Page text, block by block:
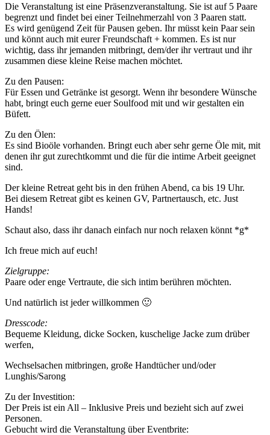
Die Veranstaltung ist eine Präsenzveranstaltung. Sie ist auf 5 Paare
begrenzt und findet bei einer Teilnehmerzahl von 3 Paaren statt.
Es wird genügend Zeit für Pausen geben. Ihr müsst kein Paar sein
und könnt auch mit eurer Freundschaft + kommen. Es ist nur
wichtig, dass ihr jemanden mitbringt, dem/der ihr vertraut und ihr
zusammen diese kleine Reise machen möchtet.
Zu den Pausen:
Für Essen und Getränke ist gesorgt. Wenn ihr besondere Wünsche
habt, bringt euch gerne euer Soulfood mit und wir gestalten ein
Büfett.
Zu den Ölen:
Es sind Bioöle vorhanden. Bringt euch aber sehr gerne Öle mit, mit
denen ihr gut zurechtkommt und die für die intime Arbeit geeignet
sind.
Der kleine Retreat geht bis in den frühen Abend, ca bis 19 Uhr.
Bei diesem Retreat gibt es keinen GV, Partnertausch, etc. Just
Hands!
Schaut also, dass ihr danach einfach nur noch relaxen könnt *g*
Ich freue mich auf euch!
Zielgruppe:
Paare oder enge Vertraute, die sich intim berühren möchten.
Und natürlich ist jeder willkommen 🙂
Dresscode:
Bequeme Kleidung, dicke Socken, kuschelige Jacke zum drüber
werfen,
Wechselsachen mitbringen, große Handtücher und/oder
Lunghis/Sarong
Zu der Investition:
Der Preis ist ein All – Inklusive Preis und bezieht sich auf zwei
Personen.
Gebucht wird die Veranstaltung über Eventbrite: